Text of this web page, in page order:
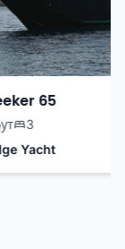
65
3
Yacht